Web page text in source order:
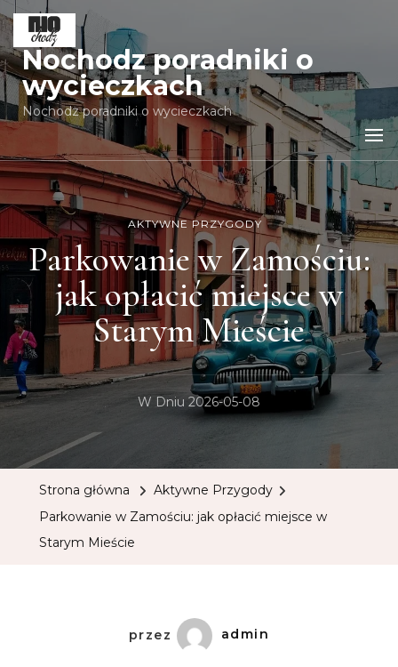
Nochodz poradniki o
wycieczkach
Nochodz poradniki o wycieczkach
AKTYWNE PRZYGODY
Parkowanie w Zamościu:
jak opłacić miejsce w
Starym Mieście
W Dniu 2026-05-08
Strona główna
Aktywne Przygody
Parkowanie w Zamościu: jak opłacić miejsce w
Starym Mieście
przez admin